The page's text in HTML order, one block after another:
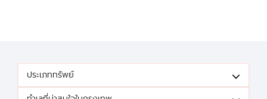
ประเภททรัพย์